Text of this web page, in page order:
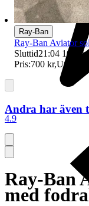
4.9
Ray-Ban
med
Ray-Ban
Ray-Ban Aviator
Sluttid21:04 10
Pris:700 kr,
Andra har även